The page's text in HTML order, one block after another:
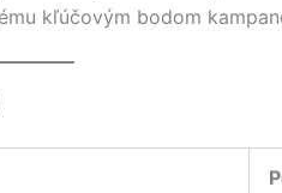
kľúčovým bodom